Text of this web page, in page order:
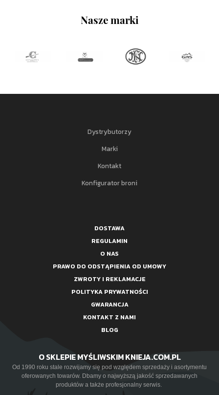
Nasze marki
Dystrybutorzy
Marki
Kontakt
Konfigurator broni
DOSTAWA
REGULAMIN
O NAS
PRAWO DO ODSTĄPIENIA OD UMOWY
ZWROTY I REKLAMACJE
POLITYKA PRYWATNOŚCI
GWARANCJA
KONTAKT Z NAMI
BLOG
O SKLEPIE MYŚLIWSKIM KNIEJA.COM.PL
Od 1990 roku stale rozwijamy się pod względem sprzedaży i asortymentu
oferowanych towarów. Dbamy o najwyższą jakość sprzedawanych
produktów a także profesjonalny serwis.